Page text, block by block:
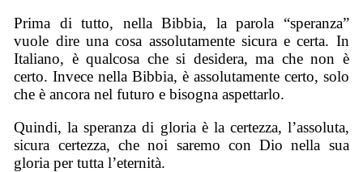
Prima di tutto, nella Bibbia, la parola “speranza”
vuole dire una cosa assolutamente sicura e certa. In
Italiano, è qualcosa che si desidera, ma che non è
certo. Invece nella Bibbia, è assolutamente certo, solo
che è ancora nel futuro e bisogna aspettarlo.
Quindi, la speranza di gloria è la certezza, l’assoluta,
sicura certezza, che noi saremo con Dio nella sua
gloria per tutta l’eternità.